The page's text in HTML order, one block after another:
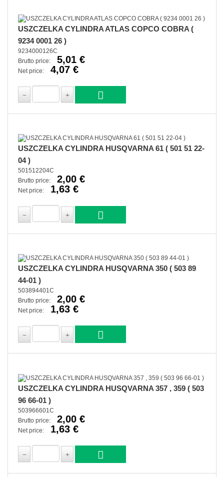
USZCZELKA CYLINDRA ATLAS COPCO COBRA (
9234 0001 26 )
9234000126C
Brutto price:
5,01 €
Net price: 4,07 €
USZCZELKA CYLINDRA HUSQVARNA 61 ( 501 51 22-
04 )
501512204C
Brutto price:
2,00 €
Net price: 1,63 €
USZCZELKA CYLINDRA HUSQVARNA 350 ( 503 89
44-01 )
503894401C
Brutto price:
2,00 €
Net price: 1,63 €
USZCZELKA CYLINDRA HUSQVARNA 357 , 359 ( 503
96 66-01 )
503966601C
Brutto price:
2,00 €
Net price: 1,63 €